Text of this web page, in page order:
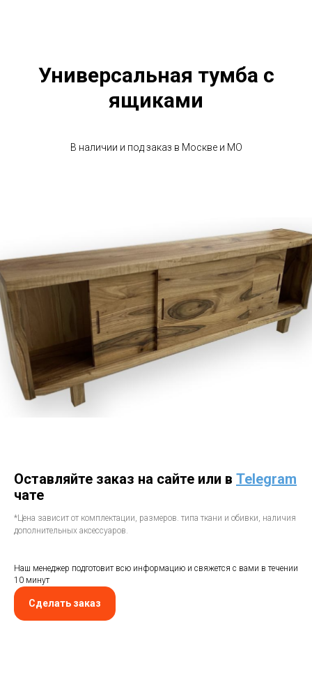
Универсальная тумба с
ящиками
В наличии и под заказ в Москве и МО
Оставляйте заказ на сайте или в Telegram
чате
*Цена зависит от комплектации, размеров. типа ткани и обивки, наличия
дополнительных аксессуаров.
Наш менеджер подготовит всю информацию и свяжется с вами в течении
10 минут
Сделать заказ